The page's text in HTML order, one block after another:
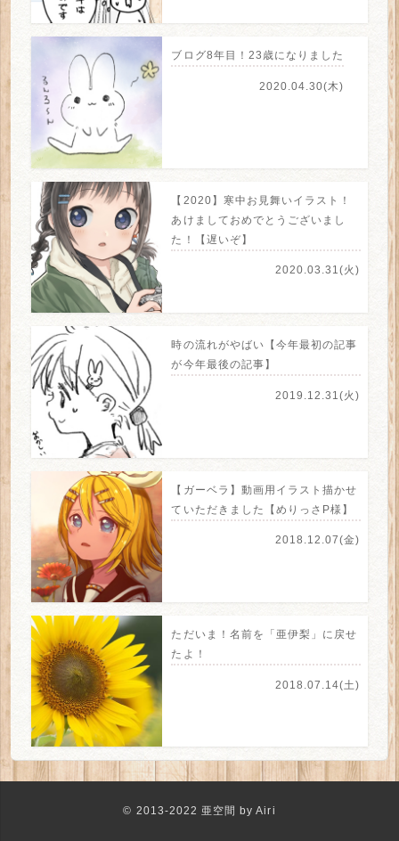
ブログ8年目！23歳になりました
2020.04.30(木)
【2020】寒中お見舞いイラスト！
あけましておめでとうございまし
た！【遅いぞ】
2020.03.31(火)
時の流れがやばい【今年最初の記事
が今年最後の記事】
2019.12.31(火)
【ガーベラ】動画用イラスト描かせ
ていただきました【めりっさP様】
2018.12.07(金)
ただいま！名前を「亜伊梨」に戻せ
たよ！
2018.07.14(土)
© 2013-2022 亜空間 by Airi